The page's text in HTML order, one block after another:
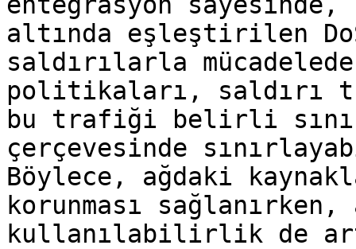
altında eşleştirilen
saldırılarla
politikaları, saldırı
bu trafiği belirli
çerçevesinde
Böylece, ağdaki
korunması
kullanılabilirlik de